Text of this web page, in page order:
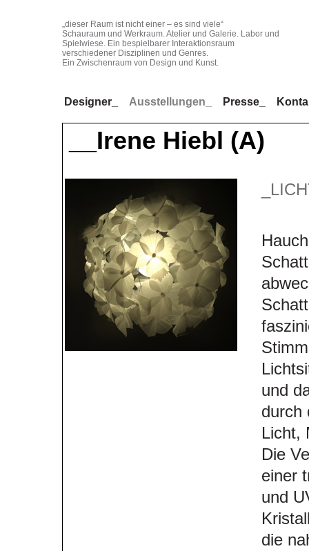
„dieser Raum ist nicht einer – es sind viele“
Schauraum und Werkraum. Atelier und Galerie. Labor und
Spielwiese. Ein bespielbarer Interaktionsraum
verschiedener Disziplinen und Genres.
Ein Zwischenraum von Design und Kunst.
Designer_ Ausstellungen_ Presse_
__Irene Hiebl (A)
und
durch
Licht,
Die
einer
und
die